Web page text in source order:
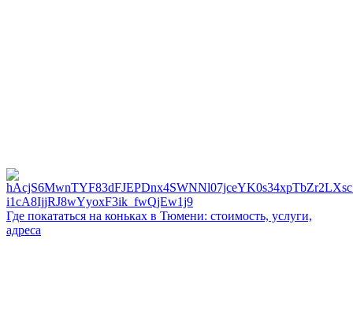
Где покататься на коньках в Тюмени: стоимость, услуги,
адреса